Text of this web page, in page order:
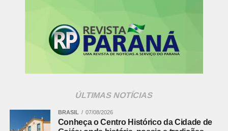
ÚLTIMAS NOTÍCIAS
BRASIL 07/08/2026
Conheça o Centro Histórico da Cidade de